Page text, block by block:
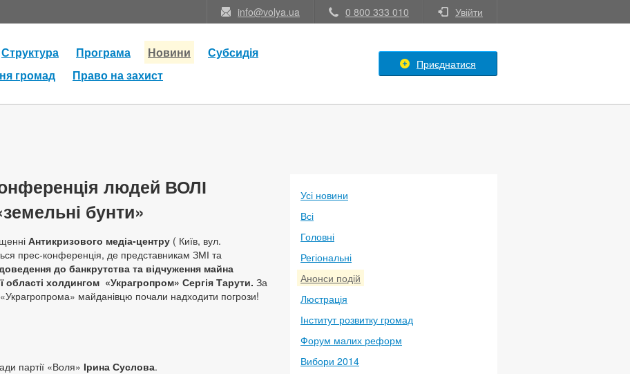
info@volya.ua 0 800 333 010 Увійти
Структура Програма Новини
Субсидія
громад
Право на захист
Приєднатися
людей ВОЛІ
бунти»
Антикризового медіа-центру ( Київ, вул.
прес-конференція, де представникам ЗМІ та
до банкрутства та відчуження майна
області холдингом «Украгропром» Сергія Тарути. За
майданівцю почали надходити погрози!
партії «Воля» Ірина Суслова.
Усі новини
Всі
Головні
Регіональні
Анонси подій
Люстрація
Інститут розвитку громад
Форум малих реформ
Вибори 2014